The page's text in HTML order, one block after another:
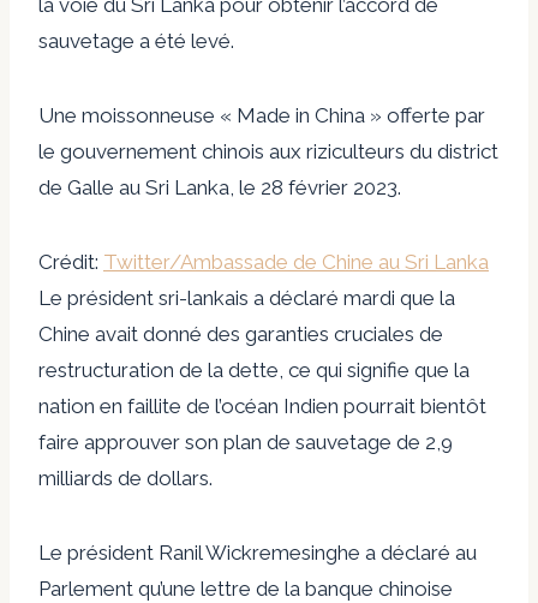
sauvetage a été levé.
Une moissonneuse « Made in China » offerte par
le gouvernement chinois aux riziculteurs du district
de Galle au Sri Lanka, le 28 février 2023.
Crédit: Twitter/Ambassade de Chine au Sri Lanka
Le président sri-lankais a déclaré mardi que la
Chine avait donné des garanties cruciales de
restructuration de la dette, ce qui signifie que la
nation en faillite de l’océan Indien pourrait bientôt
faire approuver son plan de sauvetage de 2,9
milliards de dollars.
Le président Ranil Wickremesinghe a déclaré au
Parlement qu’une lettre de la banque chinoise